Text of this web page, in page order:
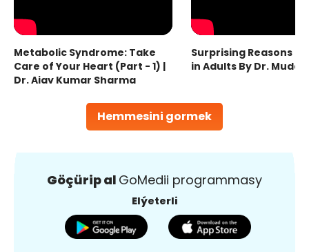
Hemmesini gormek
Metabolic Syndrome: Take
Care of Your Heart (Part - 1) |
Dr. Ajay Kumar Sharma
Surprising Reasons
in Adults By Dr.
Göçürip al GoMedii programmasy
Elýeterli